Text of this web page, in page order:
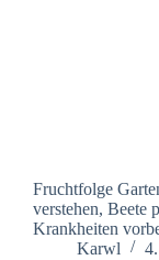
Fruchtfolge
verstehen, Beete
Krankheiten
Karwl